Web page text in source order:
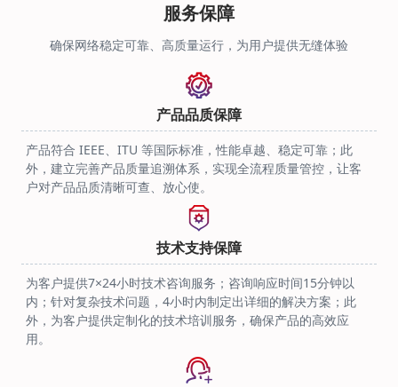
奥远光通800G光模块产品规格与技术特性说明
服务保障
确保网络稳定可靠、高质量运行，为用户提供无缝体验
产品品质保障
产品符合 IEEE、ITU 等国际标准，性能卓越、稳定可靠；此
外，建立完善产品质量追溯体系，实现全流程质量管控，让客
户对产品品质清晰可查、放心使。
技术支持保障
为客户提供7×24小时技术咨询服务；咨询响应时间15分钟以
内；针对复杂技术问题，4小时内制定出详细的解决方案；此
外，为客户提供定制化的技术培训服务，确保产品的高效应
用。